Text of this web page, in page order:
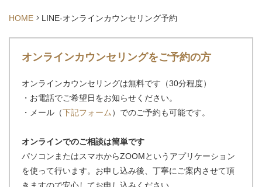
HOME LINE-オンラインカウンセリング予約
オンラインカウンセリングをご予約の方
オンラインカウンセリングは無料です（30分程度）
・お電話でご希望日をお知らせください。
・メール（下記フォーム ）でのご予約も可能です。
オンラインでのご相談は簡単です
パソコンまたはスマホからZOOMというアプリケーション
を使って行います。お申し込み後、丁寧にご案内させて頂